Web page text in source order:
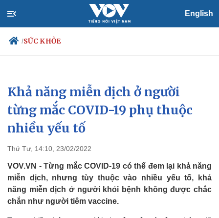
English
/SỨC KHỎE
Chính trị
Đảng
Tổ chức nhân sự
Quốc hội
Nhận diện sự thật
Xã hội
Tin 24h
Dự báo thời tiết
Khả năng miễn dịch ở người
từng mắc COVID-19 phụ thuộc
nhiều yếu tố
Thứ Tư, 14:10, 23/02/2022
VOV.VN - Từng mắc COVID-19 có thể đem lại khả năng
miễn dịch, nhưng tùy thuộc vào nhiều yếu tố, khả
năng miễn dịch ở người khỏi bệnh không được chắc
chắn như người tiêm vaccine.